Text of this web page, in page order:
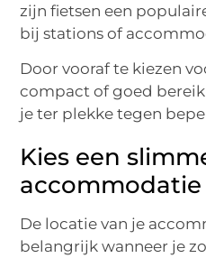
zijn fietsen een
bij stations of
Door vooraf te kiezen
compact of goed
je ter plekke tegen
Kies een
accommodatie
De locatie van je
belangrijk wanneer je